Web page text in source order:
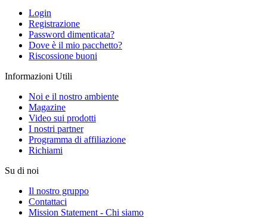
Login
Registrazione
Password dimenticata?
Dove è il mio pacchetto?
Riscossione buoni
Informazioni Utili
Noi e il nostro ambiente
Magazine
Video sui prodotti
I nostri partner
Programma di affiliazione
Richiami
Su di noi
Il nostro gruppo
Contattaci
Mission Statement - Chi siamo